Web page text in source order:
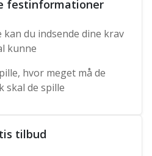
festinformationer
kan du indsende dine krav
kunne
hvor meget må de
skal de spille
tilbud